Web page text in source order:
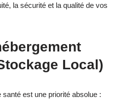
la sécurité et la qualité de vos
Local)
est une priorité absolue :